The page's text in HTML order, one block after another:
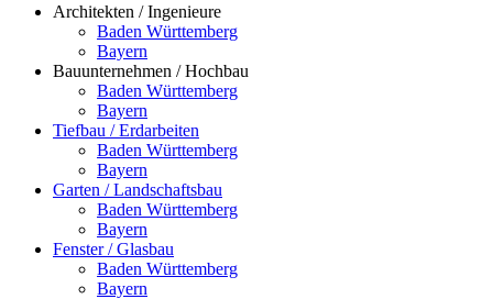
Architekten / Ingenieure
Baden Württemberg
Bayern
Bauunternehmen / Hochbau
Baden Württemberg
Bayern
Tiefbau / Erdarbeiten
Baden Württemberg
Bayern
Garten / Landschaftsbau
Baden Württemberg
Bayern
Fenster / Glasbau
Baden Württemberg
Bayern